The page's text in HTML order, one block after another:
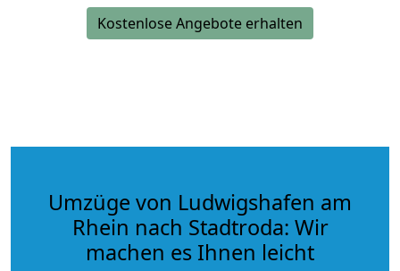
Kostenlose Angebote erhalten
Umzüge von Ludwigshafen am
Rhein nach Stadtroda: Wir
machen es Ihnen leicht